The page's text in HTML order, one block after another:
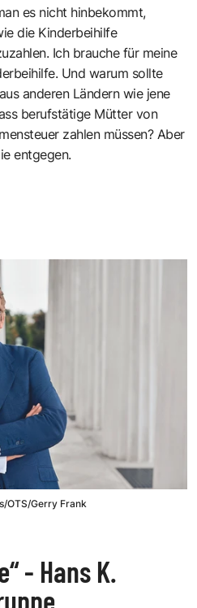
es nicht hinbekommt,
die Kinderbeihilfe
Ich brauche für meine
Und warum sollte
anderen Ländern wie jene
berufstätige Mütter von
zahlen müssen? Aber
entgegen.
OTS/Gerry Frank
- Hans K.